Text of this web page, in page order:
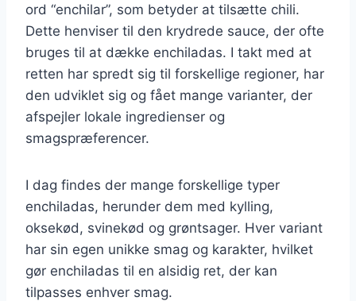
ord “enchilar”, som betyder at tilsætte chili.
Dette henviser til den krydrede sauce, der ofte
bruges til at dække enchiladas. I takt med at
retten har spredt sig til forskellige regioner, har
den udviklet sig og fået mange varianter, der
afspejler lokale ingredienser og
smagspræferencer.
I dag findes der mange forskellige typer
enchiladas, herunder dem med kylling,
oksekød, svinekød og grøntsager. Hver variant
har sin egen unikke smag og karakter, hvilket
gør enchiladas til en alsidig ret, der kan
tilpasses enhver smag.